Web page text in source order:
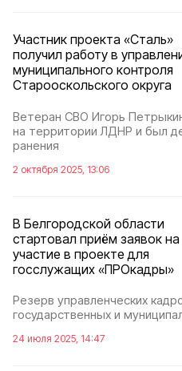
Участник проекта «Сталь»
получил работу в
муниципального контроля
Старооскольского округа
Ветеран СВО Игорь
на территории ЛДНР и был
ранения
2 октября 2025, 13:06
В Белгородской области
стартовал приём заявок на
участие в проекте для
госслужащих «ПРОкадры»
Резерв управленческих
государственных и
24 июля 2025, 14:47